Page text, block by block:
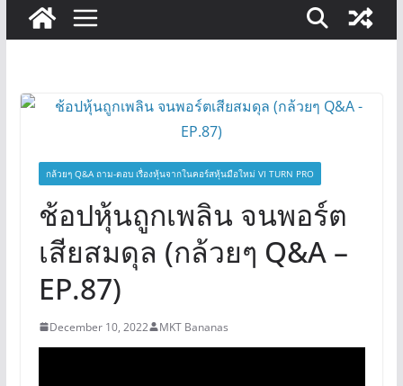
กล้วยๆ Q&A ถาม-ตอบ เรื่องหุ้นจากในคอร์สหุ้นมือใหม่ VI TURN PRO
ช้อปหุ้นถูกเพลิน จนพอร์ต
เสียสมดุล (กล้วยๆ Q&A –
EP.87)
December 10, 2022 MKT Bananas